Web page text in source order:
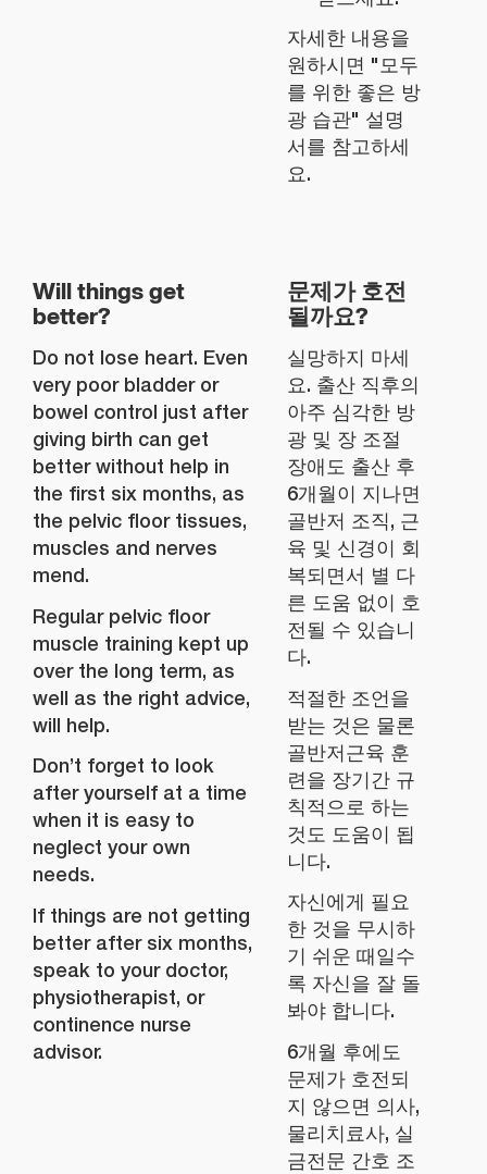
자세한 내용을
원하시면 "모두
를 위한 좋은 방
광 습관" 설명
서를 참고하세
요.
Will things get
better?
Do not lose heart. Even
very poor bladder or
bowel control just after
giving birth can get
better without help in
the first six months, as
the pelvic floor tissues,
muscles and nerves
mend.
Regular pelvic floor
muscle training kept up
over the long term, as
well as the right advice,
will help.
Don’t forget to look
after yourself at a time
when it is easy to
neglect your own
needs.
If things are not getting
better after six months,
speak to your doctor,
physiotherapist, or
continence nurse
advisor.
문제가 호전
될까요?
실망하지 마세
요. 출산 직후의
아주 심각한 방
광 및 장 조절
장애도 출산 후
6개월이 지나면
골반저 조직, 근
육 및 신경이 회
복되면서 별 다
른 도움 없이 호
전될 수 있습니
다.
적절한 조언을
받는 것은 물론
골반저근육 훈
련을 장기간 규
칙적으로 하는
것도 도움이 됩
니다.
자신에게 필요
한 것을 무시하
기 쉬운 때일수
록 자신을 잘 돌
봐야 합니다.
6개월 후에도
문제가 호전되
지 않으면 의사,
물리치료사, 실
금전문 간호 조